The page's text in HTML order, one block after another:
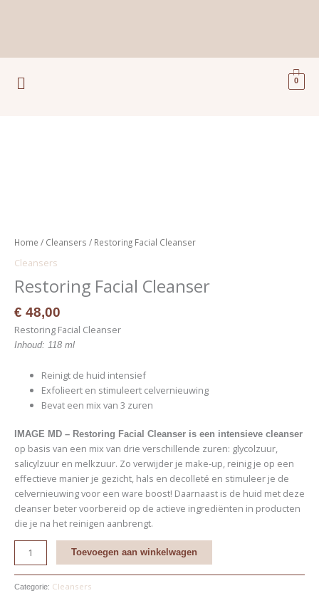
Menu 0
Home / Cleansers / Restoring Facial Cleanser
Cleansers
Restoring Facial Cleanser
€ 48,00
Restoring Facial Cleanser
Inhoud: 118 ml
Reinigt de huid intensief
Exfolieert en stimuleert celvernieuwing
Bevat een mix van 3 zuren
IMAGE MD – Restoring Facial Cleanser is een intensieve cleanser
op basis van een mix van drie verschillende zuren: glycolzuur,
salicylzuur en melkzuur. Zo verwijder je make-up, reinig je op een
effectieve manier je gezicht, hals en decolleté en stimuleer je de
celvernieuwing voor een ware boost! Daarnaast is de huid met deze
cleanser beter voorbereid op de actieve ingrediënten in producten
die je na het reinigen aanbrengt.
Toevoegen aan winkelwagen
Categorie: Cleansers